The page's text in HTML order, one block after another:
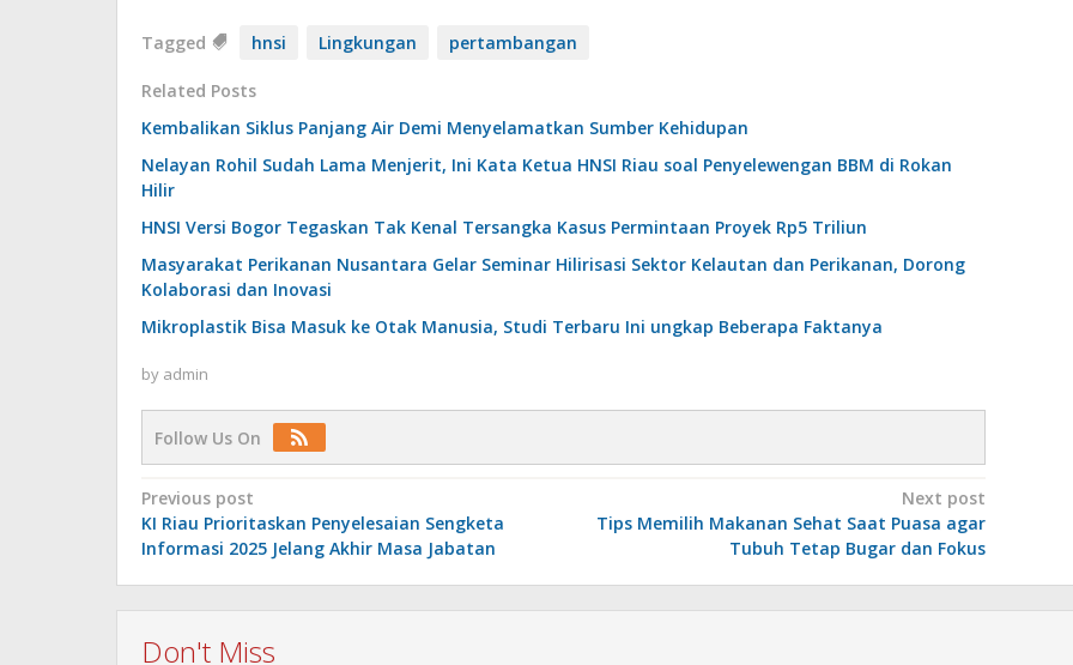
Tagged hnsi Lingkungan pertambangan
Related Posts
Kembalikan Siklus Panjang Air Demi Menyelamatkan Sumber Kehidupan
Nelayan Rohil Sudah Lama Menjerit, Ini Kata Ketua HNSI Riau soal Penyelewengan BBM di Rokan
Hilir
HNSI Versi Bogor Tegaskan Tak Kenal Tersangka Kasus Permintaan Proyek Rp5 Triliun
Masyarakat Perikanan Nusantara Gelar Seminar Hilirisasi Sektor Kelautan dan Perikanan, Dorong
Kolaborasi dan Inovasi
Mikroplastik Bisa Masuk ke Otak Manusia, Studi Terbaru Ini ungkap Beberapa Faktanya
by admin
Follow Us On
Post
navigation
Previous post
KI Riau Prioritaskan Penyelesaian Sengketa
Informasi 2025 Jelang Akhir Masa Jabatan
Next post
Tips Memilih Makanan Sehat Saat Puasa agar
Tubuh Tetap Bugar dan Fokus
Don't Miss